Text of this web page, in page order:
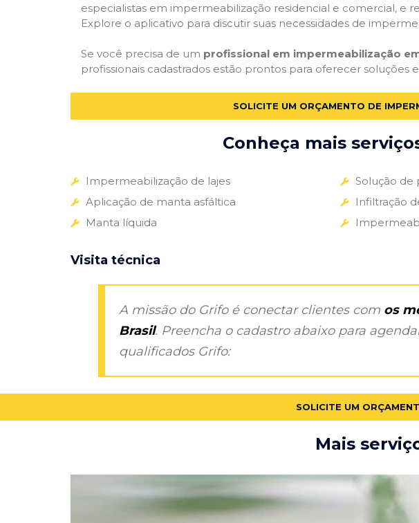
especialistas em impermeabilização residencial e comercial, e
Explore o aplicativo para discutir suas necessidades de
Se você precisa de um profissional em impermeabilização
profissionais cadastrados estão prontos para oferecer soluções
SOLICITE UM ORÇAMENTO DE
Conheça mais
Impermeabilização de lajes
Aplicação de manta asfáltica
Manta líquida
Solução de
Infiltração
Visita técnica
A missão do Grifo é conectar clientes com os
Brasil. Preencha o cadastro abaixo para
qualificados Grifo:
SOLICITE UM
Mais